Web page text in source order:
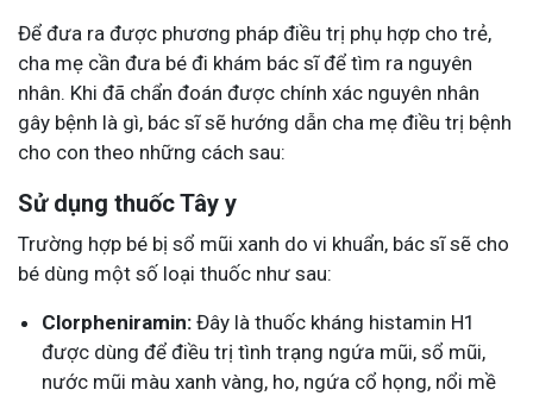
Để đưa ra được phương pháp điều trị phụ hợp cho trẻ,
cha mẹ cần đưa bé đi khám bác sĩ để tìm ra nguyên
nhân. Khi đã chẩn đoán được chính xác nguyên nhân
gây bệnh là gì, bác sĩ sẽ hướng dẫn cha mẹ điều trị bệnh
cho con theo những cách sau:
Sử dụng thuốc Tây y
Trường hợp bé bị sổ mũi xanh do vi khuẩn, bác sĩ sẽ cho
bé dùng một số loại thuốc như sau:
Clorpheniramin: Đây là thuốc kháng histamin H1
được dùng để điều trị tình trạng ngứa mũi, sổ mũi,
nước mũi màu xanh vàng, ho, ngứa cổ họng, nổi mề